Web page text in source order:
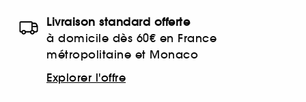
Livraison standard offerte
à domicile dès 60€ en France
métropolitaine et Monaco
Explorer l'offre